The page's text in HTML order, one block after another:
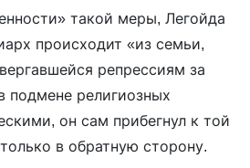
такой меры, Легойда
происходит «из семьи,
репрессиям за
подмене религиозных
он сам прибегнул к той
в обратную сторону.